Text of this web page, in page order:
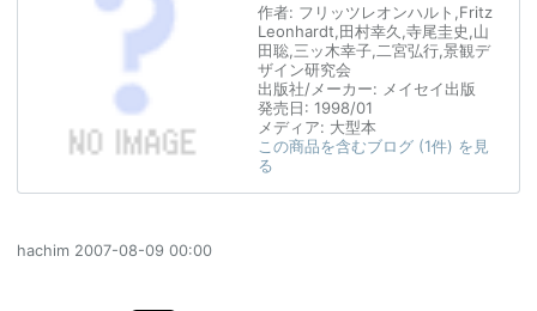
作者: フリッツレオンハルト,Fritz
Leonhardt,田村幸久,寺尾圭史,山
田聡,三ッ木幸子,二宮弘行,景観デ
ザイン研究会
出版社/メーカー: メイセイ出版
発売日: 1998/01
メディア: 大型本
この商品を含むブログ (1件) を見
る
hachim 2007-08-09 00:00